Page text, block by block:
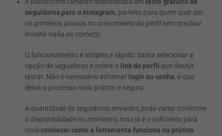
seguidores para o Instagram, perfeito para quem quer dar
os primeiros passos no crescimento do perfil sem precisar
investir nada no começo.
O funcionamento é simples e rápido: basta selecionar a
opção de seguidores e inserir o link do perfil que deseja
testar. Não é necessário informar login ou senha, o que
deixa o processo mais prático e seguro.
A quantidade de seguidores enviados pode variar conforme
a disponibilidade no momento, mas já é o suficiente para
vocêconhecer como a ferramenta funciona na prática